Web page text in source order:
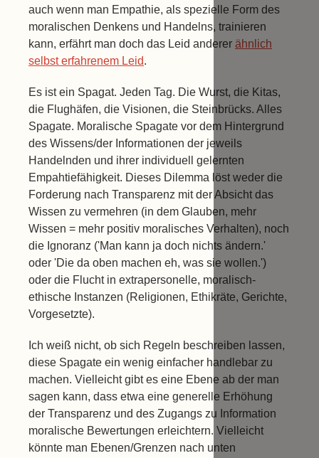
auch wenn man Empathie, als spezielle Form des
moralischen Denkens und Handelns, trainieren
kann, erfährt man doch das Leid anderer ähnlich
selbst erfahrenem Leid.
Es ist ein Spagat. Jeden Tag. Die Wurst, die Kitas,
die Flughäfen, die Visionen, die Steinbrücks. Alles
Spagate. Moralische Spagate vor dem Hintergrund
des Wissens/der Informationen der jeweils
Handelnden und ihrer individuell gelernten
Empahtiefähigkeit. Dieses Dilemma löst weder die
Forderung nach Transparenz mit der Absicht das
Wissen zu vermehren (in dem Glauben, mehr
Wissen = mehr positiv moralisches Verhalten), noch
die Ignoranz ('Man kann ja doch nichts ändern.'
oder 'Die da oben machen eh, was sie wollen.')
oder die Flucht in extrapersonelle, moralisch-
ethische Instanzen (Religionen, Ethikräte, Gerichte,
Vorgesetzte).
Ich weiß nicht, ob sich Regeln beschreiben lassen,
diese Spagate ein wenig einfacher handlebar zu
machen. Vielleicht gibt es eine Ebene ab der man
sagen kann, dass etwa eine generelle Erhöhung
der Transparenz und des Zugangs zu Information
moralische Bewertungen erleichtern. Vielleicht
könnte man Ebenen/Grenzen nach unten